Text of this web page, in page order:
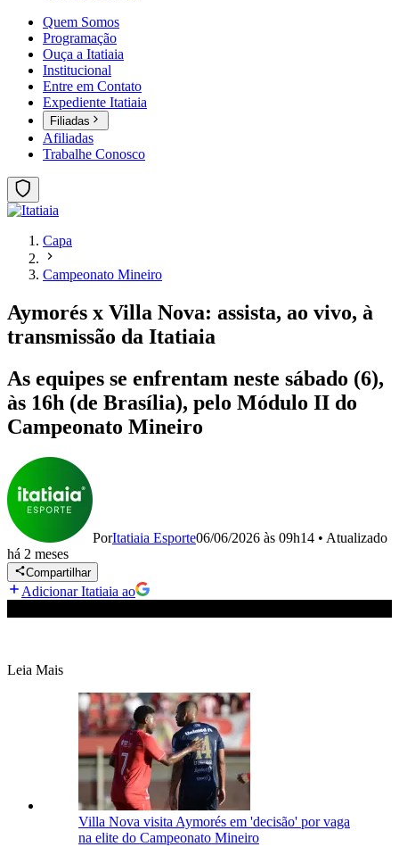
Quem Somos
Programação
Ouça a Itatiaia
Institucional
Entre em Contato
Expediente Itatiaia
Filiadas
Afiliadas
Trabalhe Conosco
Capa
Campeonato Mineiro
Aymorés x Villa Nova: assista, ao vivo, à
transmissão da Itatiaia
As equipes se enfrentam neste sábado (6),
às 16h (de Brasília), pelo Módulo II do
Campeonato Mineiro
PorItatiaia Esporte06/06/2026 às 09h14 • Atualizado
há 2 meses
Compartilhar
Adicionar Itatiaia ao
Leia Mais
Villa Nova visita Aymorés em 'decisão' por vaga
na elite do Campeonato Mineiro